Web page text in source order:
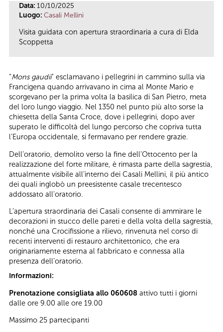
Data: 10/10/2025
Luogo: Casali Mellini
Visita guidata con apertura straordinaria a cura di Elda
Scoppetta
“Mons gaudii” esclamavano i pellegrini in cammino sulla via
Francigena quando arrivavano in cima al Monte Mario e
scorgevano per la prima volta la basilica di San Pietro, meta
del loro lungo viaggio. Nel 1350 nel punto più alto sorse la
chiesetta della Santa Croce, dove i pellegrini, dopo aver
superato le difficoltà del lungo percorso che copriva tutta
l’Europa occidentale, si fermavano per rendere grazie.
Dell’oratorio, demolito verso la fine dell’Ottocento per la
realizzazione del forte militare, è rimasta parte della sagrestia,
attualmente visibile all’interno dei Casali Mellini, il più antico
dei quali inglobò un preesistente casale trecentesco
addossato all'oratorio.
L’apertura straordinaria dei Casali consente di ammirare le
decorazioni in stucco delle pareti e della volta della sagrestia,
nonché una Crocifissione a rilievo, rinvenuta nel corso di
recenti interventi di restauro architettonico, che era
originariamente esterna al fabbricato e connessa alla
presenza dell’oratorio.
Informazioni:
Prenotazione consigliata allo 060608 attivo tutti i giorni
dalle ore 9.00 alle ore 19.00
Massimo 25 partecipanti